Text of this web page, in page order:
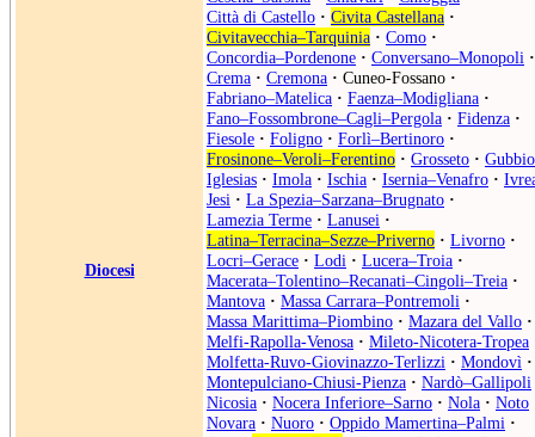
Diocesi
Città di Castello · Civita Castellana ·
Civitavecchia–Tarquinia · Como ·
Concordia–Pordenone · Conversano–Monopoli ·
Crema · Cremona · Cuneo-Fossano ·
Fabriano–Matelica · Faenza–Modigliana ·
Fano–Fossombrone–Cagli–Pergola · Fidenza ·
Fiesole · Foligno · Forlì–Bertinoro ·
Frosinone–Veroli–Ferentino · Grosseto · Gubbio
Iglesias · Imola · Ischia · Isernia–Venafro ·
Jesi · La Spezia–Sarzana–Brugnato ·
Lamezia Terme · Lanusei ·
Latina–Terracina–Sezze–Priverno · Livorno ·
Locri–Gerace · Lodi · Lucera–Troia ·
Macerata–Tolentino–Recanati–Cingoli–Treia ·
Mantova · Massa Carrara–Pontremoli ·
Massa Marittima–Piombino · Mazara del Vallo ·
Melfi-Rapolla-Venosa · Mileto-Nicotera-Tropea
Molfetta-Ruvo-Giovinazzo-Terlizzi · Mondovì ·
Montepulciano-Chiusi-Pienza · Nardò–Gallipoli
Nicosia · Nocera Inferiore–Sarno · Nola · Noto
Novara · Nuoro · Oppido Mamertina–Palmi ·